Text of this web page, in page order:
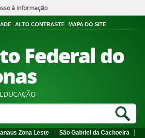
à informação
ALTO CONTRASTE MAPA DO SITE
Federal do
Zona Leste
São Gabriel da Cachoeira